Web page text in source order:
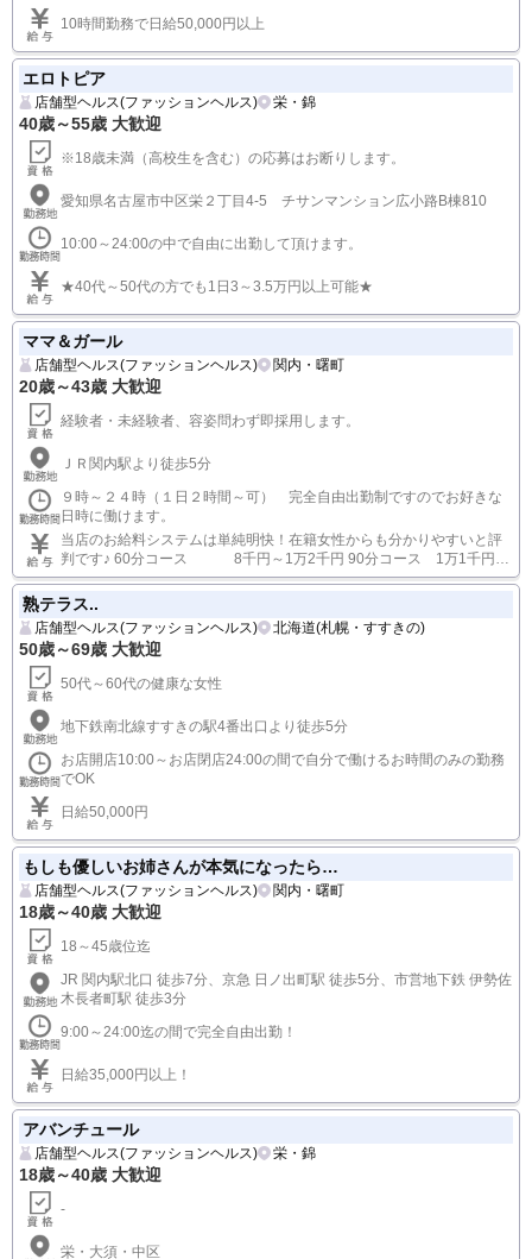
10時間勤務で日給50,000円以上
エロトピア
店舗型ヘルス(ファッションヘルス) 栄・錦
40歳～55歳 大歓迎
※18歳未満（高校生を含む）の応募はお断りします。
愛知県名古屋市中区栄２丁目4-5 チサンマンション広小路B棟810
10:00～24:00の中で自由に出勤して頂けます。
★40代～50代の方でも1日3～3.5万円以上可能★
ママ＆ガール
店舗型ヘルス(ファッションヘルス) 関内・曙町
20歳～43歳 大歓迎
経験者・未経験者、容姿問わず即採用します。
ＪＲ関内駅より徒歩5分
９時～２４時（１日２時間～可） 完全自由出勤制ですのでお好きな
日時に働けます。
当店のお給料システムは単純明快！在籍女性からも分かりやすいと評
判です♪ 60分コース 8千円～1万2千円 90分コース 1万1千円～
1万5千円 120分コース １万4千円～1万8千円 経験・実績により、上
記金額より最大４千円プラスの昇給制度あり。 本指名料（お客様お一
人あたり） ＋２千円 指名本数・出勤回数・皆勤など各種ボーナス制
度もあり。
熟テラス..
店舗型ヘルス(ファッションヘルス) 北海道(札幌・すすきの)
50歳～69歳 大歓迎
50代～60代の健康な女性
地下鉄南北線すすきの駅4番出口より徒歩5分
お店開店10:00～お店閉店24:00の間で自分で働けるお時間のみの勤務
でOK
日給50,000円
もしも優しいお姉さんが本気になったら…
店舗型ヘルス(ファッションヘルス) 関内・曙町
18歳～40歳 大歓迎
18～45歳位迄
JR 関内駅北口 徒歩7分、京急 日ノ出町駅 徒歩5分、市営地下鉄 伊勢佐
木長者町駅 徒歩3分
9:00～24:00迄の間で完全自由出勤！
日給35,000円以上！
アバンチュール
店舗型ヘルス(ファッションヘルス) 栄・錦
18歳～40歳 大歓迎
-
栄・大須・中区